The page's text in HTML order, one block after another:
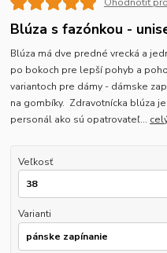
Blúza s fazónkou -
Blúza má dve predné vrecká a
po bokoch pre lepší pohyb a
variantoch pre dámy - dámske
na gombíky. Zdravotnícka blúza
personál ako sú opatrovateľ...
Veľkosť
Varianti